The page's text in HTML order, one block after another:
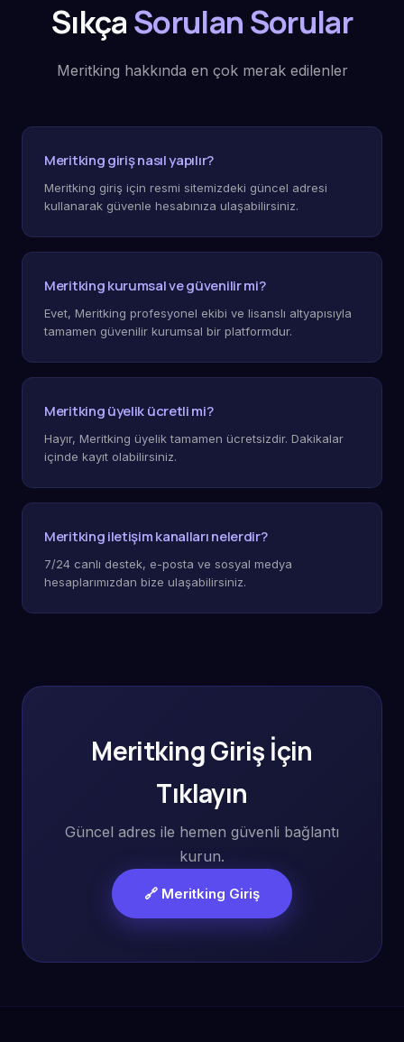
SıkçaSorulan Sorular
Meritking hakkında en çok merak edilenler
Meritking giriş nasıl yapılır?
Meritking giriş için resmi sitemizdeki güncel adresi
kullanarak güvenle hesabınıza ulaşabilirsiniz.
Meritking kurumsal ve güvenilir mi?
Evet, Meritking profesyonel ekibi ve lisanslı altyapısıyla
tamamen güvenilir kurumsal bir platformdur.
Meritking üyelik ücretli mi?
Hayır, Meritking üyelik tamamen ücretsizdir. Dakikalar
içinde kayıt olabilirsiniz.
Meritking iletişim kanalları nelerdir?
7/24 canlı destek, e-posta ve sosyal medya
hesaplarımızdan bize ulaşabilirsiniz.
Meritking Giriş İçin
Tıklayın
Güncel adres ile hemen güvenli bağlantı
kurun.
🔗 Meritking Giriş